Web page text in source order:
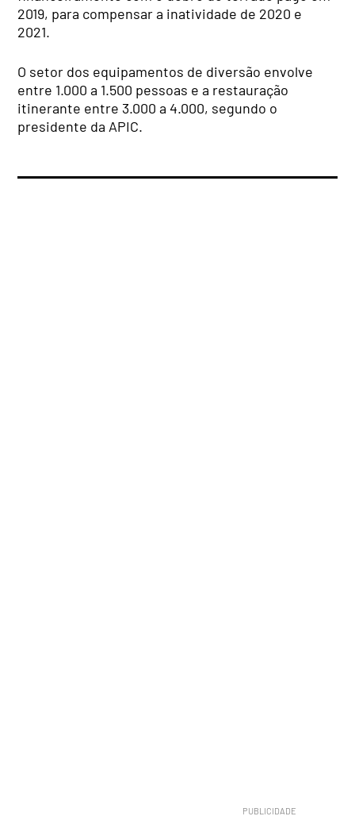
2019, para compensar a inatividade de 2020 e
2021.
O setor dos equipamentos de diversão envolve
entre 1.000 a 1.500 pessoas e a restauração
itinerante entre 3.000 a 4.000, segundo o
presidente da APIC.